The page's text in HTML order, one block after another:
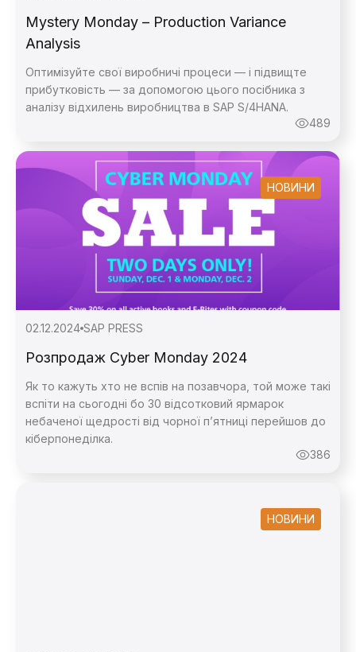
Mystery Monday – Production Variance
Analysis
Оптимізуйте свої виробничі процеси — і підвищте
прибутковість — за допомогою цього посібника з
аналізу відхилень виробництва в SAP S/4HANA.
489
НОВИНИ
02.12.2024 SAP PRESS
Розпродаж Cyber Monday 2024
Як то кажуть хто не вспів на позавчора, той може такі
вспіти на сьогодні бо 30 відсотковий ярмарок
небаченої щедрості від чорної п’ятниці перейшов до
кіберпонеділка.
386
НОВИНИ